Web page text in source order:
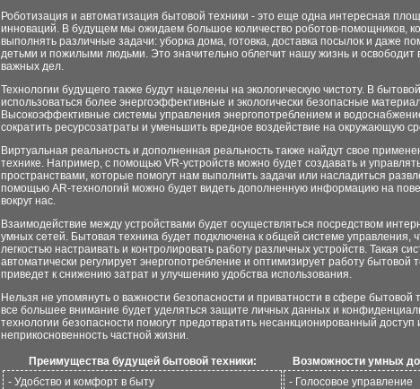
Роботизация и автоматизация бытовой техники - это еще одна интересная
инноваций. В будущем мы ожидаем большое количество роботов-помощников,
выполнять различные задачи: уборка дома, готовка, доставка посылок и даже
детьми и пожилыми людьми. Это значительно облегчит нашу жизнь и освободит
важных дел.
Технологии будущего также будут нацелены на экологическую чистоту. В
использоваться более энергоэффективные и экологически безопасные
Высокоэффективные системы управления энергопотреблением и
сократить ресурсозатраты и уменьшить вредное воздействие на окружающую
Виртуальная реальность и дополненная реальность также найдут свое
технике. Например, с помощью VR-устройств можно будет создавать и
пространствами, которые помогут нам выполнить задачи или насладиться
помощью AR-технологий можно будет видеть дополненную информацию на
вокруг нас.
Взаимодействие между устройствами будет осуществляться посредством
умных сетей. Бытовая техника будет подключена к общей системе управления,
легкостью настраивать и контролировать работу различных устройств. Такая
автоматически регулирует энергопотребление и оптимизирует работу бытовой
приведет к снижению затрат и улучшению удобства использования.
Нельзя не упомянуть о важности безопасности и приватности в сфере бытовой
все большее внимание будет уделяться защите личных данных и
технологии безопасности помогут предотвратить несанкционированный доступ
неприкосновенность частной жизни.
Преимущества будущей бытовой техники:
Возможности умных
- Удобство и комфорт в быту
- Голосовое управление